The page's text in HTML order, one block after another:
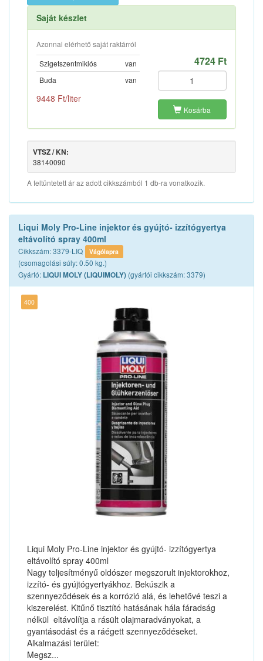
Saját készlet
Azonnal elérhető saját raktárról
Szigetszentmiklós
van
Buda
van
9448 Ft/liter
4724 Ft
Kosárba
VTSZ / KN:
38140090
A feltüntetett ár az adott cikkszámból 1 db-ra vonatkozik.
Liqui Moly Pro-Line injektor és gyújtó- izzítógyertya
eltávolító spray 400ml
Cikkszám: 3379-LIQ Vágólapra
(csomagolási súly: 0.50 kg.)
Gyártó: LIQUI MOLY (LIQUIMOLY) (gyártói cikkszám: 3379)
400
Liqui Moly Pro-Line injektor és gyújtó- izzítógyertya
eltávolító spray 400ml
Nagy teljesítményű oldószer megszorult injektorokhoz,
izzító- és gyújtógyertyákhoz. Bekúszik a
szennyeződések és a korrózió alá, és lehetővé teszi a
kiszerelést. Kitűnő tisztító hatásának hála fáradság
nélkül eltávolítja a rásült olajmaradványokat, a
gyantásodást és a ráégett szennyeződéseket.
Alkalmazási terület:
Megsz...